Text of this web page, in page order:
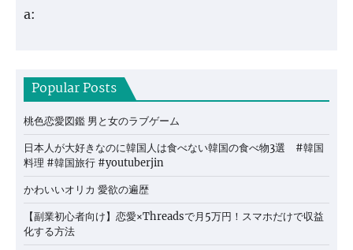
a:
Popular Posts
桃色恋愛図鑑 男と女のラブゲーム
日本人が大好きなのに韓国人は食べない韓国の食べ物3選 #韓国
料理 #韓国旅行 #youtuberjin
かわいいオリカ 愛欲の遍歴
【副業初心者向け】恋愛×Threadsで月5万円！スマホだけで収益
化する方法